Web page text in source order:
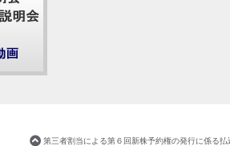
第三者割当による第６回新株予約権の発行に係る